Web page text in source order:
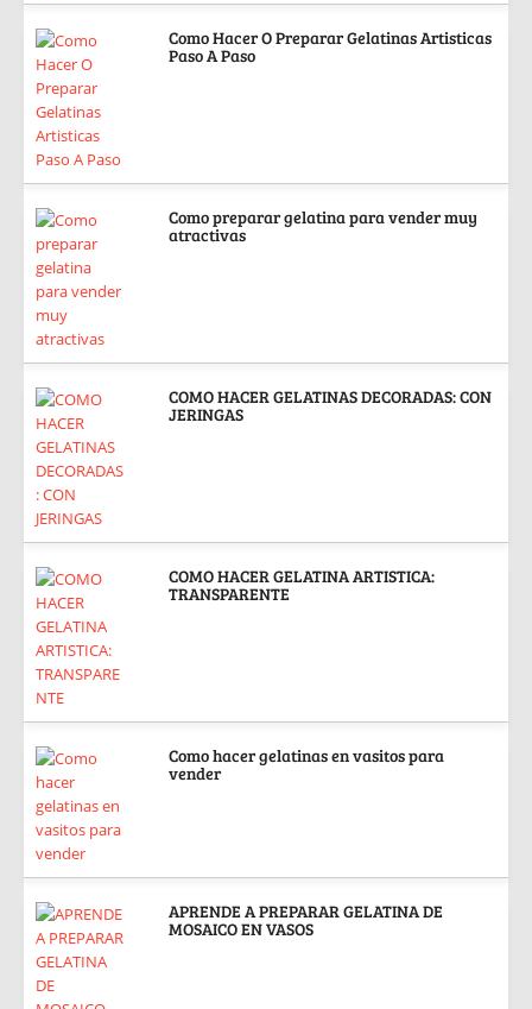
Como Hacer O Preparar Gelatinas Artisticas
Paso A Paso
Como preparar gelatina para vender muy
atractivas
COMO HACER GELATINAS DECORADAS: CON
JERINGAS
COMO HACER GELATINA ARTISTICA:
TRANSPARENTE
Como hacer gelatinas en vasitos para
vender
APRENDE A PREPARAR GELATINA DE
MOSAICO EN VASOS